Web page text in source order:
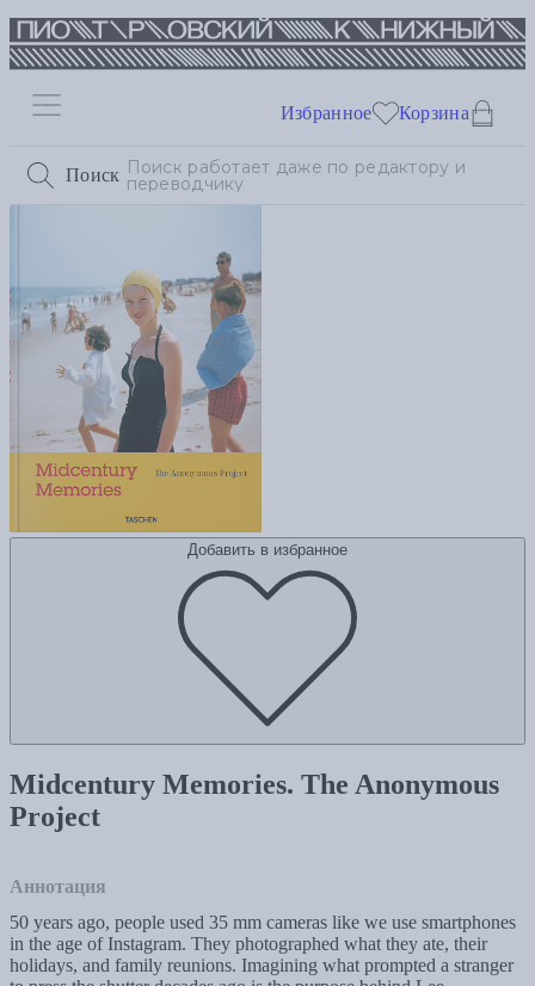
Поиск
Избранное Корзина
Добавить в избранное
Midcentury Memories. The Anonymous
Project
Аннотация
50 years ago, people used 35 mm cameras like we use smartphones
in the age of Instagram. They photographed what they ate, their
holidays, and family reunions. Imagining what prompted a stranger